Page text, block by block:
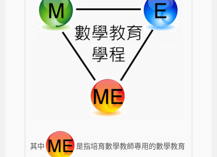
其中 是指培育數學教師專用的數學教育